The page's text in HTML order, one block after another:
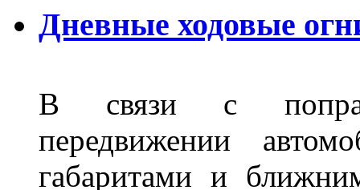
Дневные ходовые
В связи с
передвижении
габаритами и